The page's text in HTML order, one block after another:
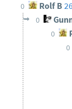
0 Rolf B
0
0
0